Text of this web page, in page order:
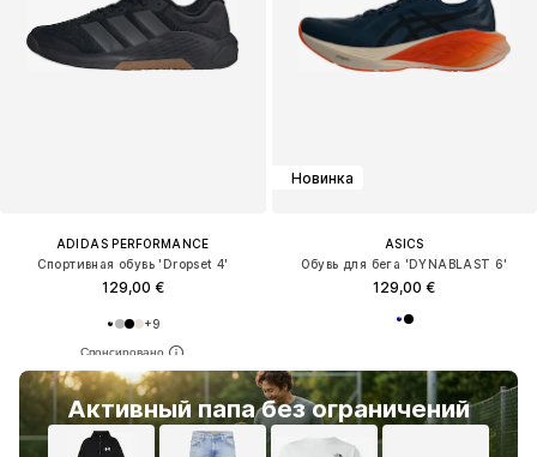
ADIDAS PERFORMANCE
Спортивная обувь 'Dropset 4'
129,00 €
+9
Активный папа без ограничений
Новинка
ASICS
Обувь для бега 'DYNABLAST 6'
129,00 €